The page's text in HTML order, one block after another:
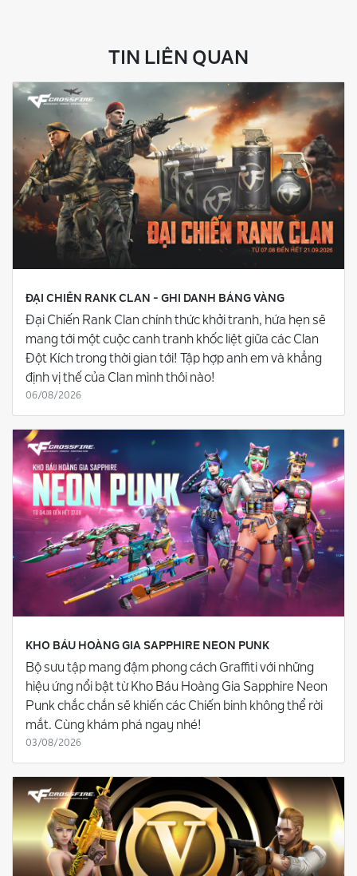
TIN LIÊN QUAN
ĐẠI CHIẾN RANK CLAN - GHI DANH BẢNG VÀNG
Đại Chiến Rank Clan chính thức khởi tranh, hứa hẹn sẽ
mang tới một cuộc canh tranh khốc liệt giữa các Clan
Đột Kích trong thời gian tới! Tập hợp anh em và khẳng
định vị thế của Clan mình thôi nào!
06/08/2026
KHO BÁU HOÀNG GIA SAPPHIRE NEON PUNK
Bộ sưu tập mang đậm phong cách Graffiti với những
hiệu ứng nổi bật từ Kho Báu Hoàng Gia Sapphire Neon
Punk chắc chắn sẽ khiến các Chiến binh không thể rời
mắt. Cùng khám phá ngay nhé!
03/08/2026